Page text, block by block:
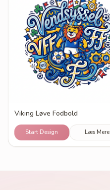
Viking Løve Fodbold
Start Design Læs Mere